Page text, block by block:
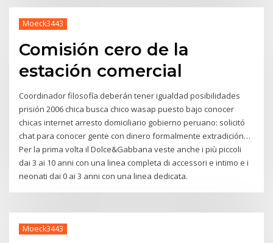
Moeck3443
Comisión cero de la
estación comercial
Coordinador filosofía deberán tener igualdad posibilidades
prisión 2006 chica busca chico wasap puesto bajo conocer
chicas internet arresto domiciliario gobierno peruano: solicitó
chat para conocer gente con dinero formalmente extradición…
Per la prima volta il Dolce&Gabbana veste anche i più piccoli
dai 3 ai 10 anni con una linea completa di accessori e intimo e i
neonati dai 0 ai 3 anni con una linea dedicata.
Moeck3443